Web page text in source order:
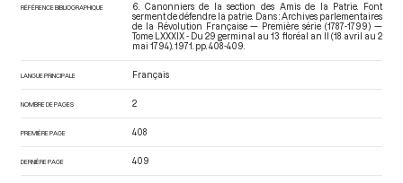
RÉFÉRENCE BIBLIOGRAPHIQUE
6. Canonniers de la section des Amis de la Patrie. Font
serment de défendre la patrie. Dans : Archives parlementaires
de la Révolution Française — Première série (1787-1799) —
Tome LXXXIX - Du 29 germinal au 13 floréal an II (18 avril au 2
mai 1794) . 1971. pp. 408-409.
LANGUE PRINCIPALE Français
NOMBRE DE PAGES 2
PREMIÈRE PAGE 408
DERNIÈRE PAGE 409